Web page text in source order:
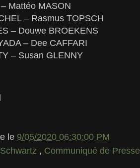
Mattéo MASON
– Rasmus TOPSCH
– Douwe BROEKENS
– Dee CAFFARI
– Susan GLENNY
le 9/05/2020 06:30:00 PM
, Communiqué de Presse